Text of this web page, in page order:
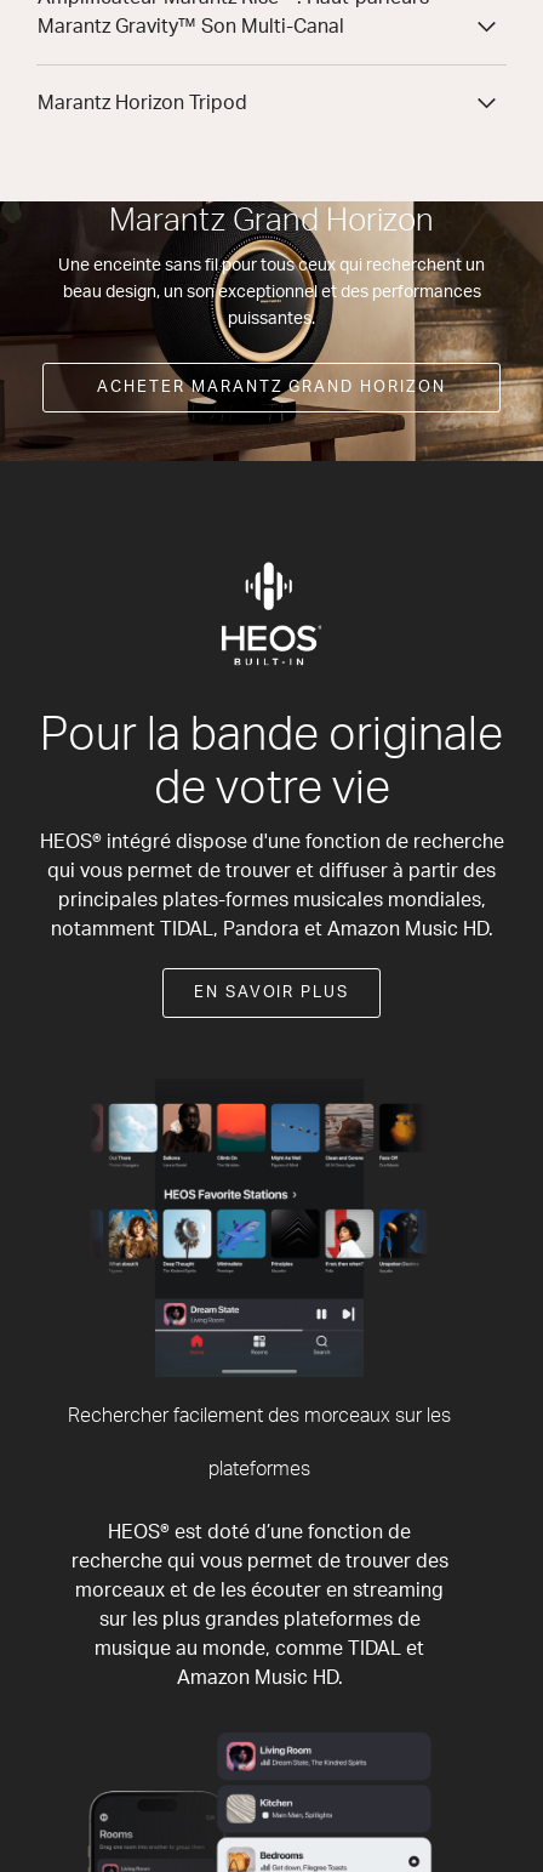
Marantz Gravity™ Son Multi-Canal
Marantz Horizon Tripod
Marantz Grand Horizon
Une enceinte sans fil pour tous ceux qui recherchent un
beau design, un son exceptionnel et des performances
puissantes.
ACHETER MARANTZ GRAND HORIZON
Pour la bande originale
de votre vie
HEOS® intégré dispose d'une fonction de recherche
qui vous permet de trouver et diffuser à partir des
principales plates-formes musicales mondiales,
notamment TIDAL, Pandora et Amazon Music HD.
EN SAVOIR PLUS
Rechercher facilement des morceaux sur les
plateformes
HEOS® est doté d’une fonction de
recherche qui vous permet de trouver des
morceaux et de les écouter en streaming
sur les plus grandes plateformes de
musique au monde, comme TIDAL et
Amazon Music HD.